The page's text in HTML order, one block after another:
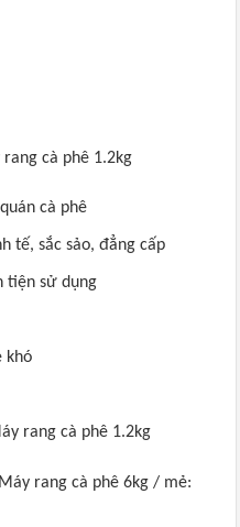
cà phê 1.2kg
cà phê
tế, sắc sảo, đẳng cấp
tiện sử dụng
khó
rang cà phê 1.2kg
rang cà phê 6kg / mẻ: